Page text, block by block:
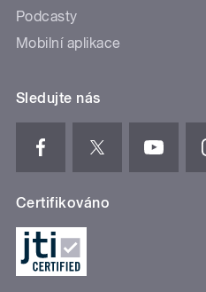
Podcasty
Mobilní aplikace
Sledujte nás
Certifikováno